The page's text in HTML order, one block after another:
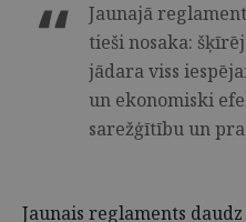
Jaunajā
tieši nosaka:
jādara viss
un ekonomiski
sarežģītību un
Jaunais reglaments